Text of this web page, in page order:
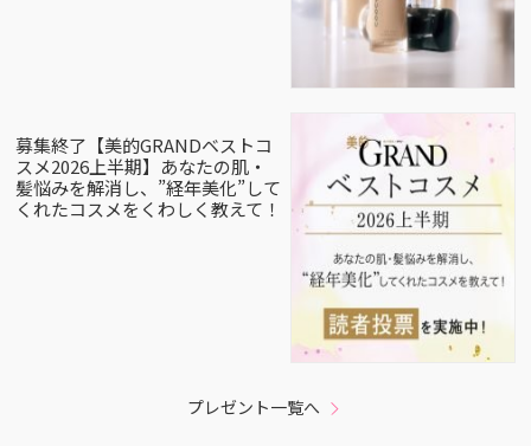
募集終了【美的GRANDベストコ
スメ2026上半期】あなたの肌・
髪悩みを解消し、”経年美化”して
くれたコスメをくわしく教えて！
プレゼント一覧へ